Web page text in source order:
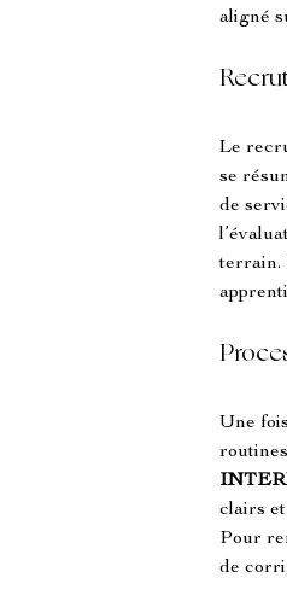
aligné
Le
se
de
terrain.
Une
clairs
Pour
de